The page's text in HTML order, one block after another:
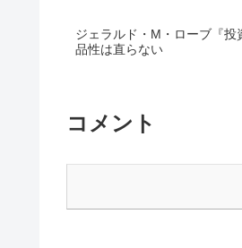
ジェラルド・M・ローブ『
品性は直らない
コメント